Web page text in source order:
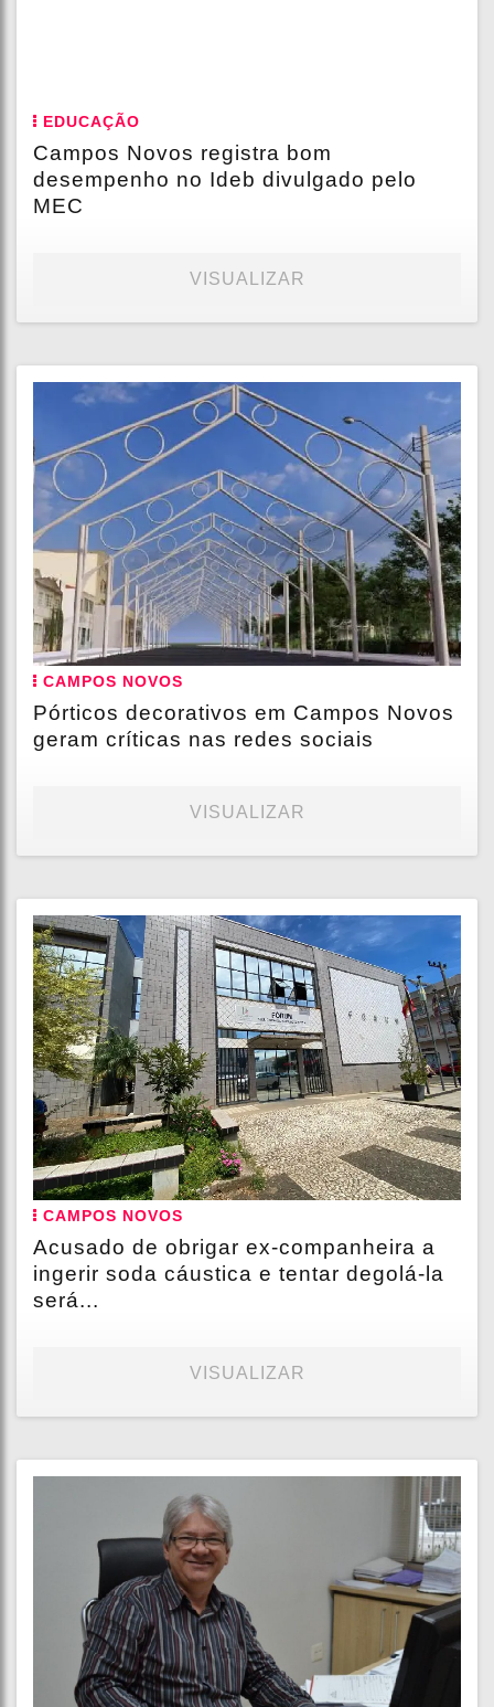
EDUCAÇÃO
Campos Novos registra bom
desempenho no Ideb divulgado pelo
MEC
VISUALIZAR
CAMPOS NOVOS
Pórticos decorativos em Campos Novos
geram críticas nas redes sociais
VISUALIZAR
CAMPOS NOVOS
Acusado de obrigar ex-companheira a
ingerir soda cáustica e tentar degolá-la
será...
VISUALIZAR